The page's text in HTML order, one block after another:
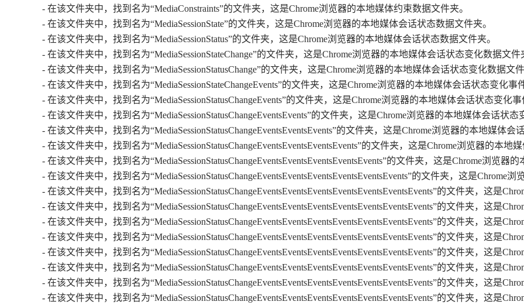
- 在该文件夹中，找到名为“MediaConstraints”的文件夹，这是Chrome浏览器的本地媒体约束数据文件夹。
- 在该文件夹中，找到名为“MediaSessionState”的文件夹，这是Chrome浏览器的本地媒体会话状态数据文件夹。
- 在该文件夹中，找到名为“MediaSessionStatus”的文件夹，这是Chrome浏览器的本地媒体会话状态数据文件夹。
- 在该文件夹中，找到名为“MediaSessionStateChange”的文件夹，这是Chrome浏览器的本地媒体会话状态变化数据文件
- 在该文件夹中，找到名为“MediaSessionStatusChange”的文件夹，这是Chrome浏览器的本地媒体会话状态变化数据文
- 在该文件夹中，找到名为“MediaSessionStateChangeEvents”的文件夹，这是Chrome浏览器的本地媒体会话状态变化事
- 在该文件夹中，找到名为“MediaSessionStatusChangeEvents”的文件夹，这是Chrome浏览器的本地媒体会话状态变化
- 在该文件夹中，找到名为“MediaSessionStatusChangeEventsEvents”的文件夹，这是Chrome浏览器的本地媒体会话状
- 在该文件夹中，找到名为“MediaSessionStatusChangeEventsEventsEvents”的文件夹，这是Chrome浏览器的本地媒体
- 在该文件夹中，找到名为“MediaSessionStatusChangeEventsEventsEventsEvents”的文件夹，这是Chrome浏览器的本
- 在该文件夹中，找到名为“MediaSessionStatusChangeEventsEventsEventsEventsEvents”的文件夹，这是Chrome浏览
- 在该文件夹中，找到名为“MediaSessionStatusChangeEventsEventsEventsEventsEventsEvents”的文件夹，这是
- 在该文件夹中，找到名为“MediaSessionStatusChangeEventsEventsEventsEventsEventsEventsEvents”的文件夹，这是
- 在该文件夹中，找到名为“MediaSessionStatusChangeEventsEventsEventsEventsEventsEventsEvents”的文件夹，这是
- 在该文件夹中，找到名为“MediaSessionStatusChangeEventsEventsEventsEventsEventsEventsEvents”的文件夹，这是
- 在该文件夹中，找到名为“MediaSessionStatusChangeEventsEventsEventsEventsEventsEventsEvents”的文件夹，这是
- 在该文件夹中，找到名为“MediaSessionStatusChangeEventsEventsEventsEventsEventsEventsEvents”的文件夹，这是
- 在该文件夹中，找到名为“MediaSessionStatusChangeEventsEventsEventsEventsEventsEventsEvents”的文件夹，这是
- 在该文件夹中，找到名为“MediaSessionStatusChangeEventsEventsEventsEventsEventsEventsEvents”的文件夹，这是
- 在该文件夹中，找到名为“MediaSessionStatusChangeEventsEventsEventsEventsEventsEventsEvents”的文件夹，这是